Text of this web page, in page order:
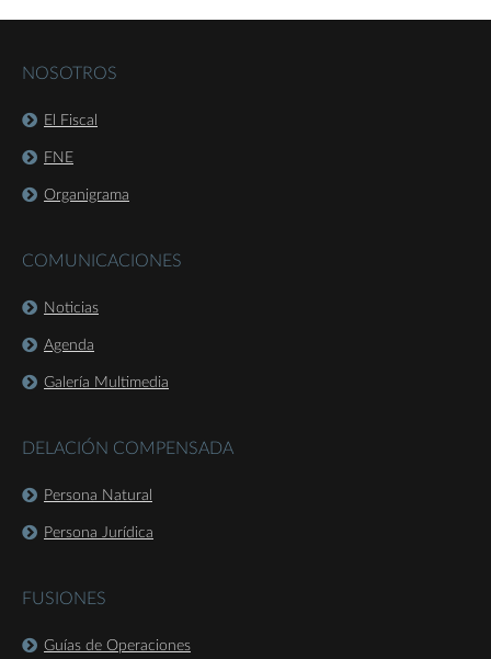
NOSOTROS
El Fiscal
FNE
Organigrama
COMUNICACIONES
Noticias
Agenda
Galería Multimedia
DELACIÓN COMPENSADA
Persona Natural
Persona Jurídica
FUSIONES
Guías de Operaciones